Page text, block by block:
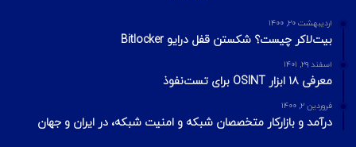
اردیبهشت ۲۰, ۱۴۰۰
بیت‌لاکر چیست؟ شکستن قفل درایو Bitlocker
اسفند ۲۹, ۱۴۰۱
معرفی ۱۸ ابزار OSINT برای تست‌نفوذ
فروردین ۲, ۱۴۰۰
درآمد و بازارکار متخصصان شبکه و امنیت شبکه، در ایران و جهان